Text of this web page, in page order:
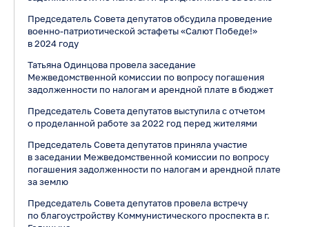
Председатель Совета депутатов обсудила проведение
военно-патриотической эстафеты «Салют Победе!»
в 2024 году
Татьяна Одинцова провела заседание
Межведомственной комиссии по вопросу погашения
задолженности по налогам и арендной плате в бюджет
Председатель Совета депутатов выступила с отчетом
о проделанной работе за 2022 год перед жителями
Председатель Совета депутатов приняла участие
в заседании Межведомственной комиссии по вопросу
погашения задолженности по налогам и арендной плате
за землю
Председатель Совета депутатов провела встречу
по благоустройству Коммунистического проспекта в г.